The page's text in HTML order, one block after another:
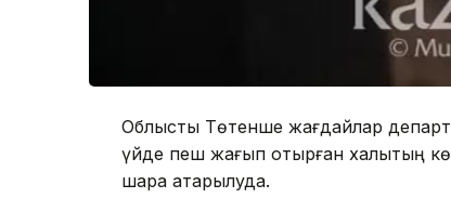
Облыстық Төтенше жағдайлар
үйде пеш жағып отырған халықтың
шара атқарылуда.